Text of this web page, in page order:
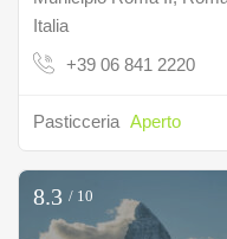
Italia
+39 06 841 2220
Pasticceria Aperto
8.3 / 10